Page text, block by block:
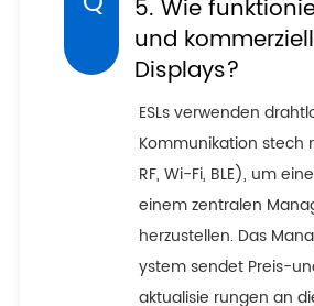
5. Wie
und
Displays?
ESLs verwenden
Kommunikation stech
RF, Wi-Fi, BLE), um
einem zentralen
herzustellen. Das
ystem sendet Preis-
aktualisie rungen an